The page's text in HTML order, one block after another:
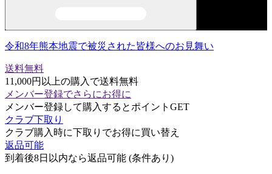
令和8年熊本地震で被災された皆様へのお見舞い
送料無料
11,000円以上の購入で送料無料
メンバー登録でさらにお得に
メンバー登録して購入するとポイントGET
クラブ下取り
クラブ購入時に下取りでお得に買い替え
返品可能
到着後8日以内なら返品可能 (条件あり)